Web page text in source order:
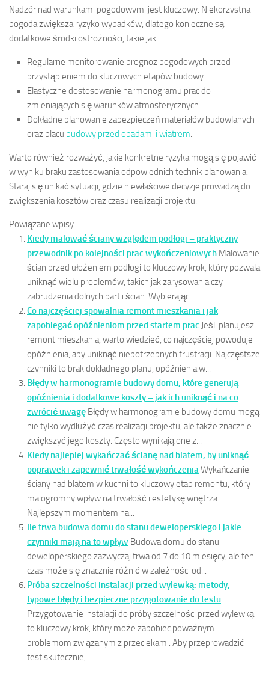
Nadzór nad warunkami pogodowymi jest kluczowy. Niekorzystna
pogoda zwiększa ryzyko wypadków, dlatego konieczne są
dodatkowe środki ostrożności, takie jak:
Regularne monitorowanie prognoz pogodowych przed
przystąpieniem do kluczowych etapów budowy.
Elastyczne dostosowanie harmonogramu prac do
zmieniających się warunków atmosferycznych.
Dokładne planowanie zabezpieczeń materiałów budowlanych
oraz placu budowy przed opadami i wiatrem.
Warto również rozważyć, jakie konkretne ryzyka mogą się pojawić
w wyniku braku zastosowania odpowiednich technik planowania.
Staraj się unikać sytuacji, gdzie niewłaściwe decyzje prowadzą do
zwiększenia kosztów oraz czasu realizacji projektu.
Powiązane wpisy:
Kiedy malować ściany względem podłogi – praktyczny
przewodnik po kolejności prac wykończeniowych Malowanie
ścian przed ułożeniem podłogi to kluczowy krok, który pozwala
uniknąć wielu problemów, takich jak zarysowania czy
zabrudzenia dolnych partii ścian. Wybierając...
Co najczęściej spowalnia remont mieszkania i jak
zapobiegać opóźnieniom przed startem prac Jeśli planujesz
remont mieszkania, warto wiedzieć, co najczęściej powoduje
opóźnienia, aby uniknąć niepotrzebnych frustracji. Najczęstsze
czynniki to brak dokładnego planu, opóźnienia w...
Błędy w harmonogramie budowy domu, które generują
opóźnienia i dodatkowe koszty – jak ich uniknąć i na co
zwrócić uwagę Błędy w harmonogramie budowy domu mogą
nie tylko wydłużyć czas realizacji projektu, ale także znacznie
zwiększyć jego koszty. Często wynikają one z...
Kiedy najlepiej wykańczać ścianę nad blatem, by uniknąć
poprawek i zapewnić trwałość wykończeniaWykańczanie
ściany nad blatem w kuchni to kluczowy etap remontu, który
ma ogromny wpływ na trwałość i estetykę wnętrza.
Najlepszym momentem na...
Ile trwa budowa domu do stanu deweloperskiego i jakie
czynniki mają na to wpływ Budowa domu do stanu
deweloperskiego zazwyczaj trwa od 7 do 10 miesięcy, ale ten
czas może się znacznie różnić w zależności od...
Próba szczelności instalacji przed wylewką: metody,
typowe błędy i bezpieczne przygotowanie do testu
Przygotowanie instalacji do próby szczelności przed wylewką
to kluczowy krok, który może zapobiec poważnym
problemom związanym z przeciekami. Aby przeprowadzić
test skutecznie,...